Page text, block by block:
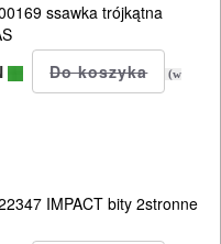
ssawka trójkątna
(w
IMPACT bity 2stronne